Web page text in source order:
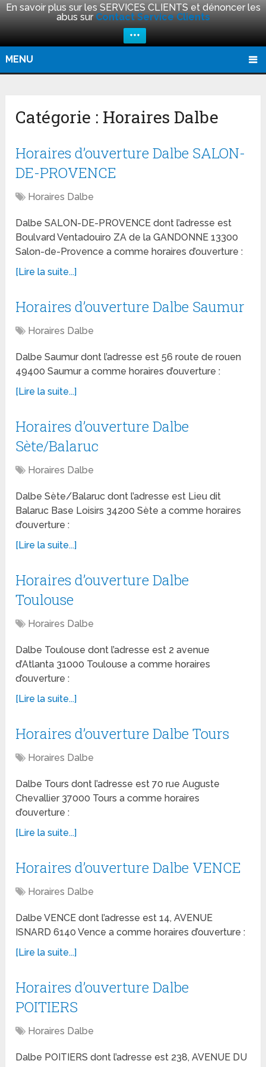
En savoir plus sur les SERVICES CLIENTS et dénoncer les
abus sur Contact Service Clients
+++
MENU
Catégorie : Horaires Dalbe
Horaires d’ouverture Dalbe SALON-
DE-PROVENCE
Horaires Dalbe
Dalbe SALON-DE-PROVENCE dont l’adresse est
Boulvard Ventadouiro ZA de la GANDONNE 13300
Salon-de-Provence a comme horaires d’ouverture :
[Lire la suite...]
Horaires d’ouverture Dalbe Saumur
Horaires Dalbe
Dalbe Saumur dont l’adresse est 56 route de rouen
49400 Saumur a comme horaires d’ouverture :
[Lire la suite...]
Horaires d’ouverture Dalbe
Sète/Balaruc
Horaires Dalbe
Dalbe Sète/Balaruc dont l’adresse est Lieu dit
Balaruc Base Loisirs 34200 Sète a comme horaires
d’ouverture :
[Lire la suite...]
Horaires d’ouverture Dalbe
Toulouse
Horaires Dalbe
Dalbe Toulouse dont l’adresse est 2 avenue
d’Atlanta 31000 Toulouse a comme horaires
d’ouverture :
[Lire la suite...]
Horaires d’ouverture Dalbe Tours
Horaires Dalbe
Dalbe Tours dont l’adresse est 70 rue Auguste
Chevallier 37000 Tours a comme horaires
d’ouverture :
[Lire la suite...]
Horaires d’ouverture Dalbe VENCE
Horaires Dalbe
Dalbe VENCE dont l’adresse est 14, AVENUE
ISNARD 6140 Vence a comme horaires d’ouverture :
[Lire la suite...]
Horaires d’ouverture Dalbe
POITIERS
Horaires Dalbe
Dalbe POITIERS dont l’adresse est 238, AVENUE DU